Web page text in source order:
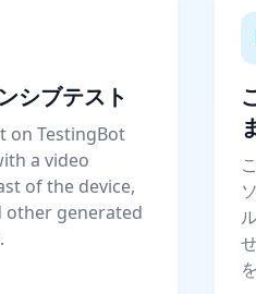
シブテスト
on TestingBot
a video
of the device,
other generated